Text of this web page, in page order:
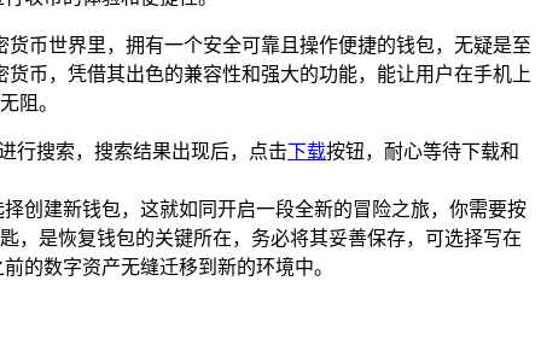
币世界里，拥有一个安全可靠且操作便捷的钱包，无疑是至
币，凭借其出色的兼容性和强大的功能，能让用户在手机上
阻。
行搜索，搜索结果出现后，点击下载按钮，耐心等待下载和
创建新钱包，这就如同开启一段全新的冒险之旅，你需要按
，是恢复钱包的关键所在，务必将其妥善保存，可选择写在
的数字资产无缝迁移到新的环境中。